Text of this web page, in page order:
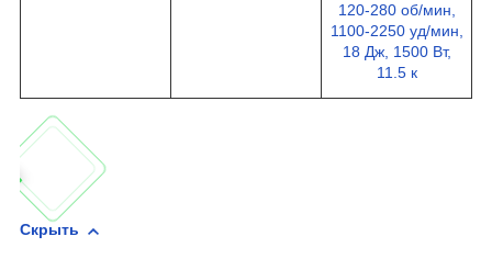
120-280 об/мин,
1100-2250 уд/мин,
18 Дж, 1500 Вт,
11.5 к
Скрыть